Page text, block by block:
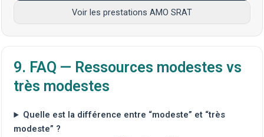
Voir les prestations AMO SRAT
9. FAQ — Ressources modestes vs
très modestes
Quelle est la différence entre “modeste” et “très
modeste” ?